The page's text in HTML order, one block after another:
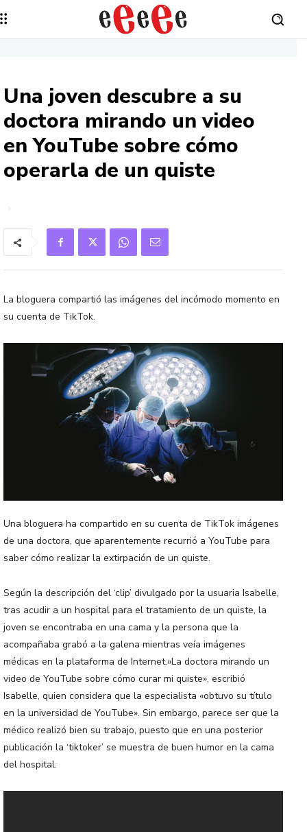
Una joven descubre a su
doctora mirando un video
en YouTube sobre cómo
operarla de un quiste
La bloguera compartió las imágenes del incómodo momento en
su cuenta de TikTok.
Una bloguera ha compartido en su cuenta de TikTok imágenes
de una doctora, que aparentemente recurrió a YouTube para
saber cómo realizar la extirpación de un quiste.
Según la descripción del ‘clip’ divulgado por la usuaria Isabelle,
tras acudir a un hospital para el tratamiento de un quiste, la
joven se encontraba en una cama y la persona que la
acompañaba grabó a la galena mientras veía imágenes
médicas en la plataforma de Internet.»La doctora mirando un
video de YouTube sobre cómo curar mi quiste», escribió
Isabelle, quien considera que la especialista «obtuvo su título
en la universidad de YouTube». Sin embargo, parece ser que la
médico realizó bien su trabajo, puesto que en una posterior
publicación la ‘tiktoker’ se muestra de buen humor en la cama
del hospital.